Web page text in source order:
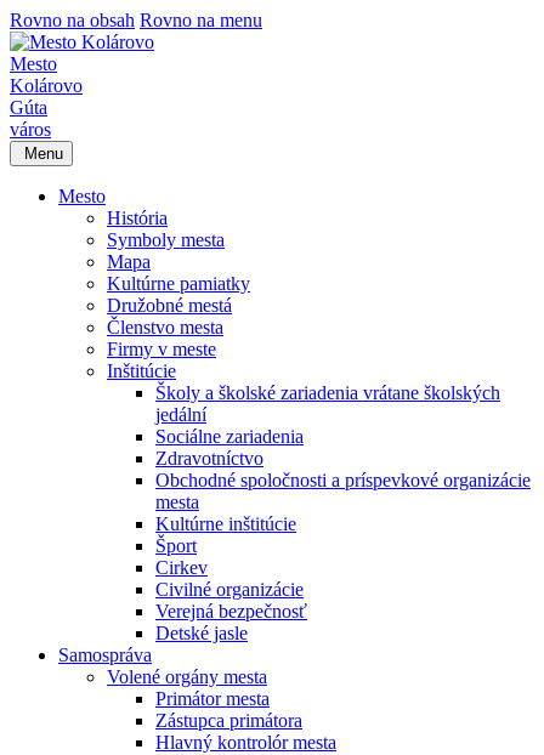
Rovno na obsah Rovno na menu
Mesto
Kolárovo
Gúta
város
Menu
Mesto
História
Symboly mesta
Mapa
Kultúrne pamiatky
Družobné mestá
Členstvo mesta
Firmy v meste
Inštitúcie
Školy a školské zariadenia vrátane školských
jedální
Sociálne zariadenia
Zdravotníctvo
Obchodné spoločnosti a príspevkové organizácie
mesta
Kultúrne inštitúcie
Šport
Cirkev
Civilné organizácie
Verejná bezpečnosť
Detské jasle
Samospráva
Volené orgány mesta
Primátor mesta
Zástupca primátora
Hlavný kontrolór mesta